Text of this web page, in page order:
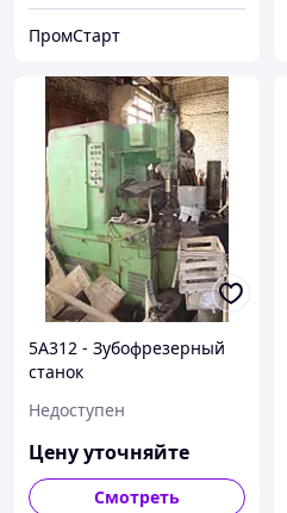
ПромСтарт
5А312 - Зубофрезерный
станок
Недоступен
Цену уточняйте
Смотреть